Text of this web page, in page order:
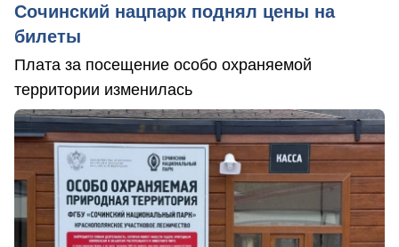
Сочинский нацпарк поднял цены на
билеты
Плата за посещение особо охраняемой
территории изменилась